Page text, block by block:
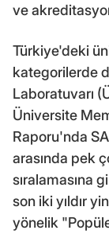
ve
Türkiye'deki
kategorilerde
Laboratuvarı
Üniversite
Raporu'nda
arasında pek
sıralamasına
son iki yıldır
yönelik